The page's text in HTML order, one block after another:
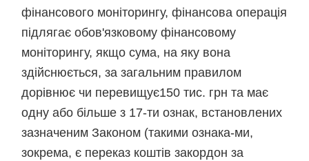
фінансового моніторингу, фінансова операція
підлягає обов'язковому фінансовому
моніторингу, якщо сума, на яку вона
здійснюється, за загальним правилом
дорівнює чи перевищує150 тис. грн та має
одну або більше з 17-ти ознак, встановлених
зазначеним Законом (такими ознака-ми,
зокрема, є переказ коштів закордон за